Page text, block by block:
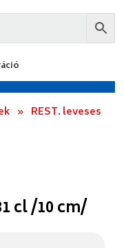
» REST. leveses
cl /10 cm/